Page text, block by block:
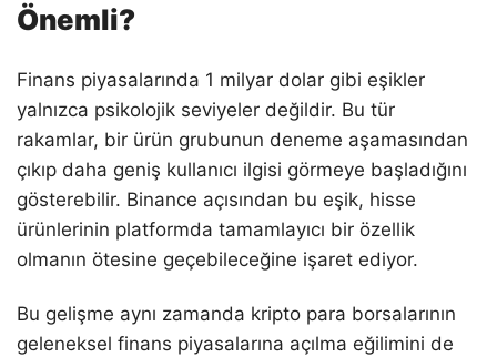
Önemli?
Finans piyasalarında 1 milyar dolar gibi eşikler
yalnızca psikolojik seviyeler değildir. Bu tür
rakamlar, bir ürün grubunun deneme aşamasından
çıkıp daha geniş kullanıcı ilgisi görmeye başladığını
gösterebilir. Binance açısından bu eşik, hisse
ürünlerinin platformda tamamlayıcı bir özellik
olmanın ötesine geçebileceğine işaret ediyor.
Bu gelişme aynı zamanda kripto para borsalarının
geleneksel finans piyasalarına açılma eğilimini de